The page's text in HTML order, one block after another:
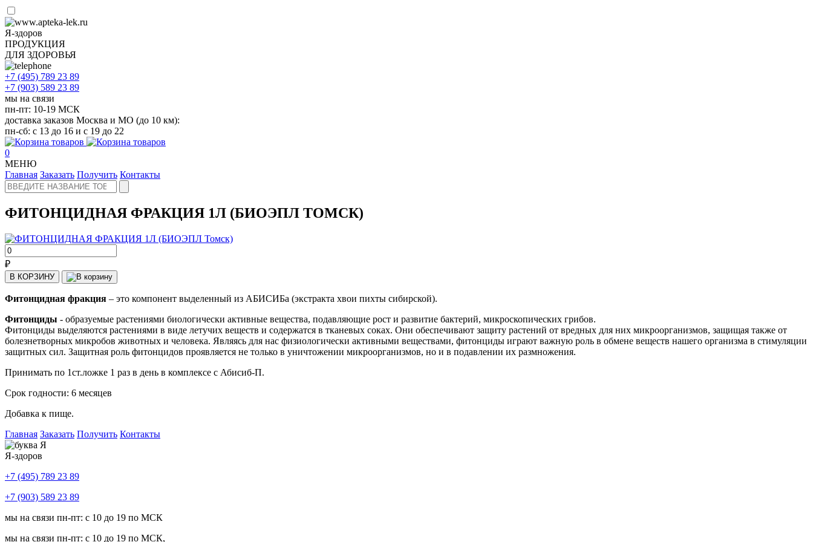
Я-здоров
ПРОДУКЦИЯ
ДЛЯ ЗДОРОВЬЯ
+7 (495) 789 23 89
+7 (903) 589 23 89
мы на связи
пн-пт: 10-19 МСК
доставка заказов Москва и МО (до 10 км):
пн-сб: с 13 до 16 и с 19 до 22
0
МЕНЮ
Главная Заказать Получить Контакты
ФИТОНЦИДНАЯ ФРАКЦИЯ 1Л (БИОЭПЛ ТОМСК)
₽
В КОРЗИНУ
Фитонцидная фракция – это компонент выделенный из АБИСИБа (экстракта хвои пихты сибирской).
Фитонциды - образуемые растениями биологически активные вещества, подавляющие рост и развитие бактерий, микроскопических грибов.
Фитонциды выделяются растениями в виде летучих веществ и содержатся в тканевых соках. Они обеспечивают защиту растений от вредных для них микроорганизмов, защищая также от
болезнетворных микробов животных и человека. Являясь для нас физиологически активными веществами, фитонциды играют важную роль в обмене веществ нашего организма в стимуляции
защитных сил. Защитная роль фитонцидов проявляется не только в уничтожении микроорганизмов, но и в подавлении их размножения.
Принимать по 1ст.ложке 1 раз в день в комплексе с Абисиб-П.
Срок годности: 6 месяцев
Добавка к пище.
Главная Заказать Получить Контакты
Я-здоров
+7 (495) 789 23 89
+7 (903) 589 23 89
мы на связи пн-пт: с 10 до 19 по МСК
мы на связи пн-пт: с 10 до 19 по МСК,